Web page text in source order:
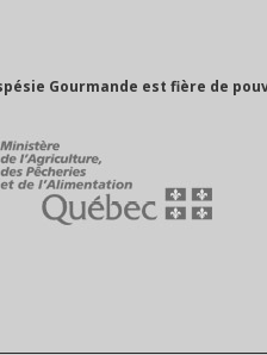
Gourmande est fière de